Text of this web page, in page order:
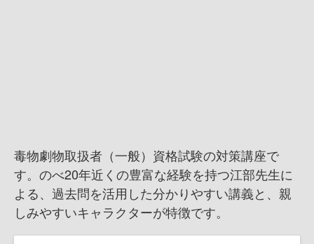
毒物劇物取扱者（一般）資格試験の対策講座で
す。のべ20年近くの豊富な経験を持つ江部先生に
よる、過去問を活用した分かりやすい講義と、親
しみやすいキャラクターが特徴です。